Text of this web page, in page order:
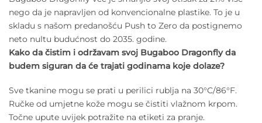
nego da je napravljen od konvencionalne plastike. To je u
skladu s našom predanošću Push to Zero da postignemo
neto nultu budućnost do 2035. godine.
Kako da čistim i održavam svoj Bugaboo Dragonfly da
budem siguran da će trajati godinama koje dolaze?
Sve tkanine mogu se prati u perilici rublja na 30°C/86°F.
Ručke od umjetne kože mogu se čistiti vlažnom krpom.
Točne upute uvijek potražite na etiketi za pranje.